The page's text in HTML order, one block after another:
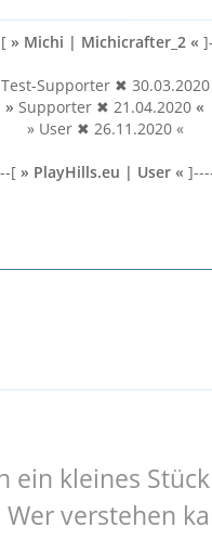
» Michi | Michicrafter_2 «
Test-Supporter ✖
» Supporter ✖ 21.04.2020 «
» User ✖ 26.11.2020 «
[ » PlayHills.eu | User «
kleines
verstehen